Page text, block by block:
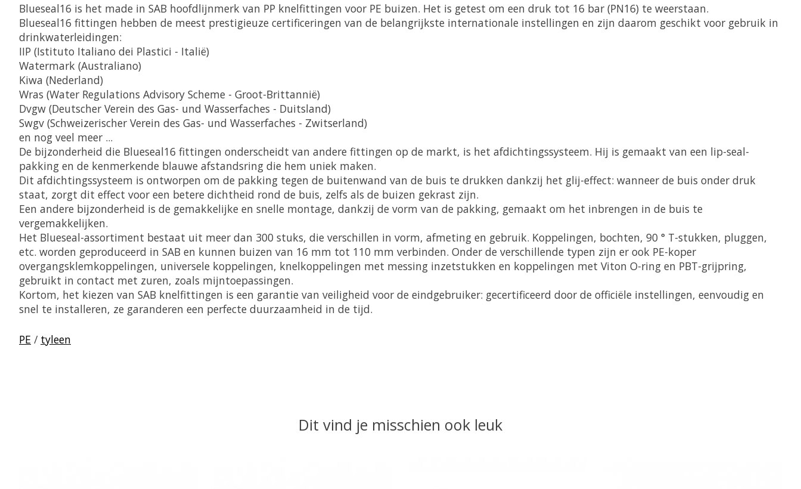
Blueseal16 is het made in SAB hoofdlijnmerk van PP knelfittingen voor PE buizen. Het is getest om een ​​druk tot 16 bar (PN16) te weerstaan.
Blueseal16 fittingen hebben de meest prestigieuze certificeringen van de belangrijkste internationale instellingen en zijn daarom geschikt voor gebruik in
drinkwaterleidingen:
IIP (Istituto Italiano dei Plastici - Italië)
Watermark (Australiano)
Kiwa (Nederland)
Wras (Water Regulations Advisory Scheme - Groot-Brittannië)
Dvgw (Deutscher Verein des Gas- und Wasserfaches - Duitsland)
Swgv (Schweizerischer Verein des Gas- und Wasserfaches - Zwitserland)
en nog veel meer ...
De bijzonderheid die Blueseal16 fittingen onderscheidt van andere fittingen op de markt, is het afdichtingssysteem. Hij is gemaakt van een lip-seal-
pakking en de kenmerkende blauwe afstandsring die hem uniek maken.
Dit afdichtingssysteem is ontworpen om de pakking tegen de buitenwand van de buis te drukken dankzij het glij-effect: wanneer de buis onder druk
staat, zorgt dit effect voor een betere dichtheid rond de buis, zelfs als de buizen gekrast zijn.
Een andere bijzonderheid is de gemakkelijke en snelle montage, dankzij de vorm van de pakking, gemaakt om het inbrengen in de buis te
vergemakkelijken.
Het Blueseal-assortiment bestaat uit meer dan 300 stuks, die verschillen in vorm, afmeting en gebruik. Koppelingen, bochten, 90 ° T-stukken, pluggen,
etc. worden geproduceerd in SAB en kunnen buizen van 16 mm tot 110 mm verbinden. Onder de verschillende typen zijn er ook PE-koper
overgangsklemkoppelingen, universele koppelingen, knelkoppelingen met messing inzetstukken en koppelingen met Viton O-ring en PBT-grijpring,
gebruikt in contact met zuren, zoals mijntoepassingen.
Kortom, het kiezen van SAB knelfittingen is een garantie van veiligheid voor de eindgebruiker: gecertificeerd door de officiële instellingen, eenvoudig en
snel te installeren, ze garanderen een perfecte duurzaamheid in de tijd.
PE / tyleen
Dit vind je misschien ook leuk